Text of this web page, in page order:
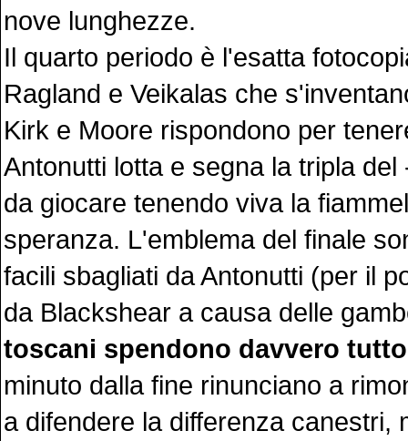
nove lunghezze.
Il quarto periodo è l'esatta
Ragland e Veikalas che
Kirk e Moore rispondono per
Antonutti lotta e segna la tripla del
da giocare tenendo viva la
speranza. L'emblema del finale
facili sbagliati da Antonutti (per il
da Blackshear a causa delle
toscani spendono davvero tutto
minuto dalla fine rinunciano a
a difendere la differenza canestri,